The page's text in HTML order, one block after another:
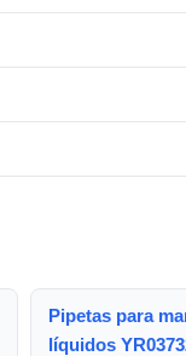
Pipetas para
líquidos